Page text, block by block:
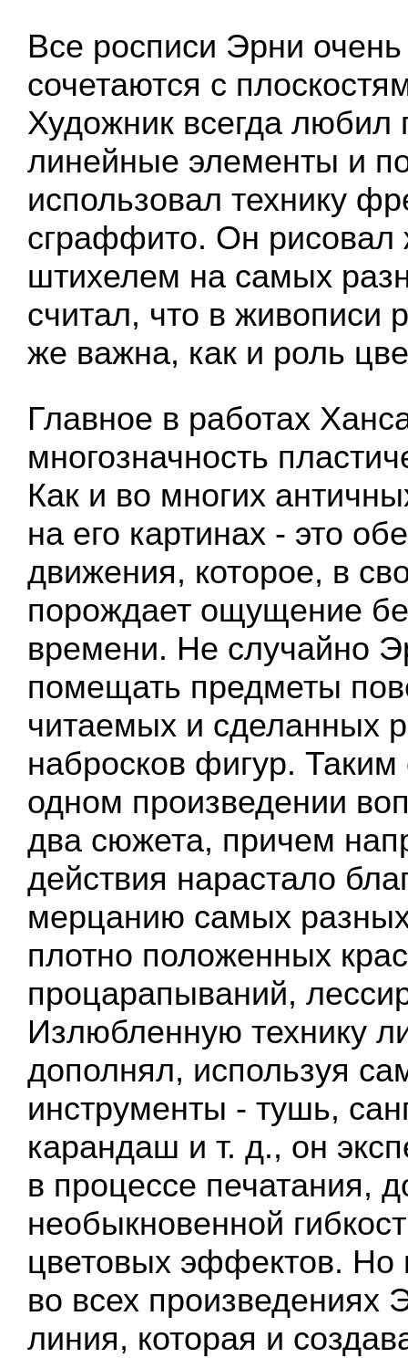
Все росписи Эрни очень
сочетаются с
Художник всегда любил
линейные элементы и
использовал технику
сграффито. Он
штихелем на самых
считал, что в живописи
же важна, как и роль
Главное в работах
многозначность
Как и во многих
на его картинах - это
движения, которое, в
порождает ощущение
времени. Не случайно
помещать предметы
читаемых и сделанных
набросков фигур.
одном произведении
два сюжета, причем
действия нарастало
мерцанию самых
плотно положенных
процарапываний,
Излюбленную технику
дополнял, используя
инструменты - тушь,
карандаш и т. д., он
в процессе печатания,
необыкновенной
цветовых эффектов. Но
во всех произведениях
линия, которая и